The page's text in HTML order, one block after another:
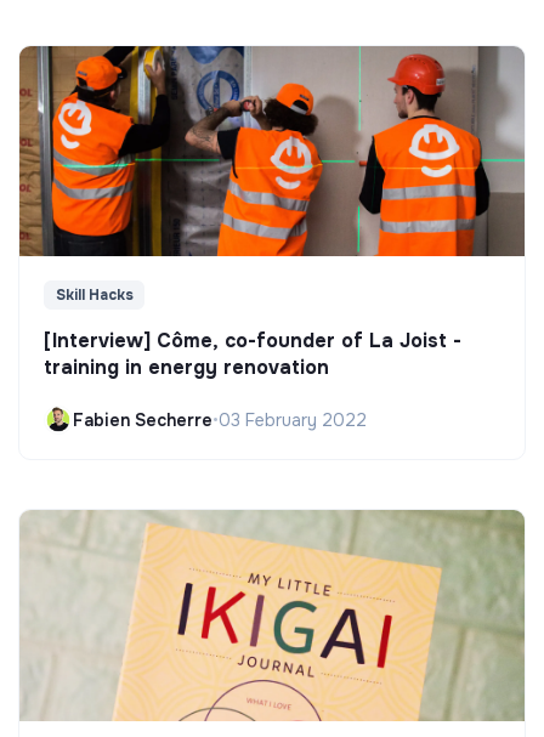
Skill Hacks
[Interview] Côme, co-founder of La Joist -
training in energy renovation
Fabien Secherre•03 February 2022